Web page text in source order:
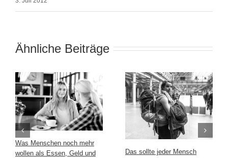
Ähnliche Beiträge
Was Menschen noch mehr
wollen als Essen, Geld und
Das sollte jeder Mensch